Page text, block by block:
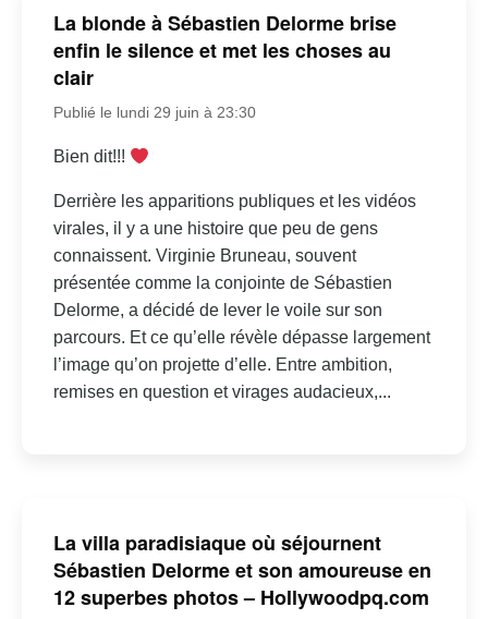
La blonde à Sébastien Delorme brise
enfin le silence et met les choses au
clair
Publié le lundi 29 juin à 23:30
Bien dit!!!
Derrière les apparitions publiques et les vidéos
virales, il y a une histoire que peu de gens
connaissent. Virginie Bruneau, souvent
présentée comme la conjointe de Sébastien
Delorme, a décidé de lever le voile sur son
parcours. Et ce qu’elle révèle dépasse largement
l’image qu’on projette d’elle. Entre ambition,
remises en question et virages audacieux,...
La villa paradisiaque où séjournent
Sébastien Delorme et son amoureuse en
12 superbes photos – Hollywoodpq.com